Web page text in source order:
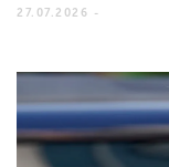
27.07.2026 -